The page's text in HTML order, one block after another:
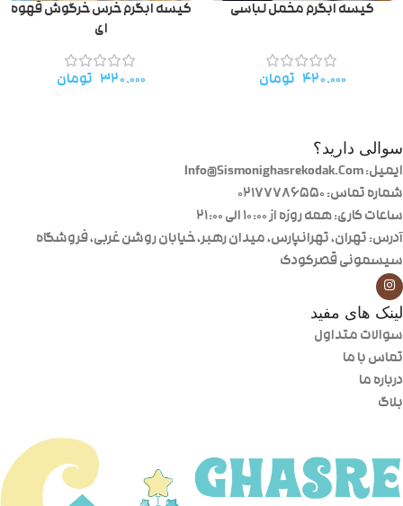
کیسه ابگرم مخمل لباسی
۴۲۰.۰۰۰ تومان
کیسه ابگرم خرس خرگوش قهوه
ای
۳۲۰.۰۰۰ تومان
سوالی دارید؟
ایمیل: Info@Sismonighasrekodak.Com
شماره تماس: 02177786550
ساعات کاری: همه روزه از ۱۰:۰۰ الی ۲۱:۰۰
آدرس: تهران، تهرانپارس، میدان رهبر، خیابان روشن غربی، فروشگاه
سیسمونی قصرکودک
لینک های مفید
سوالات متداول
تماس با ما
درباره ما
بلاگ